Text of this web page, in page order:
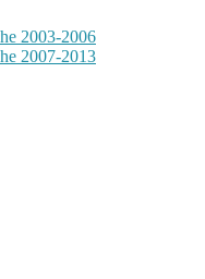
2003-2006
2007-2013